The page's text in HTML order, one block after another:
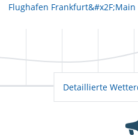
Flughafen Frankfurt&#x2F;Main
Detaillierte